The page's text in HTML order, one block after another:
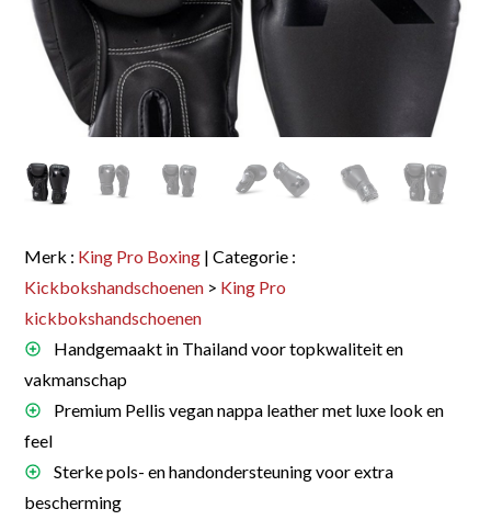
Merk : King Pro Boxing | Categorie :
Kickbokshandschoenen > King Pro
kickbokshandschoenen
Handgemaakt in Thailand voor topkwaliteit en
vakmanschap
Premium Pellis vegan nappa leather met luxe look en
feel
Sterke pols- en handondersteuning voor extra
bescherming